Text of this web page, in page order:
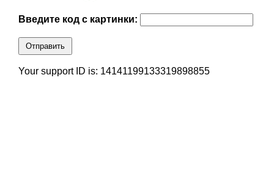
Введите код с картинки:
Отправить
Your support ID is: 14141199133319898855